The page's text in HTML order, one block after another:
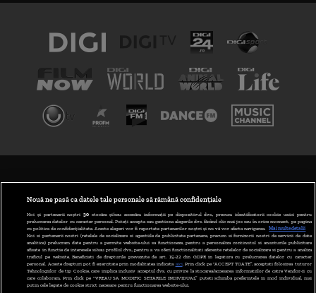
ABONARE DIGI TV
GESTIONAȚI PREFERINȚELE
CODUL DIGI24
CAMERE WEB
Nouă ne pasă ca datele tale personale să rămână confidențiale
Noi și partenerii noștri 30stocăm și/sau accesăm informații pe dispozitivul dvs., precum identificatorii cookie unici pentru
prelucrarea datelor cu caracter personal. Puteți accepta sau gestiona alegerile dvs. făcând clic mai jos sau în orice moment, pe pagina
cu politica de confidențialitate. Aceste alegeri vor fi raportate partenerilor noștri și nu vă vor afecta navigarea.
Mai multe detalii
Noi si partenerii nostri (retelele de socializare si agentiile de publicitate partenere, precum si furnizorii nostri de servicii de date
analitice) prelucram date pentru a permite website-ului sa functioneze, pentru a personaliza continutul si anunturile publicitare
afisate in functie de interesele si/sau profilul dvs., pentru a va oferi functionalitati aferente retelelor de socializare si pentru a analiza
traficul pe website. Beneficiati de drepturile prevazute de art. 15-22 din GDPR in legatura cu prelucrarea datelor cu caracter
personal. Aceste drepturi pot fi exercitate prin modalitatea indicata aici. Prin click pe “ACCEPT TOATE”, acceptati folosirea tuturor
Tehnologiilor de tip Cookie, care implica inclusiv acceptul dvs. cu privire la stocarea/accesarea informatiilor de catre Vendor-ii cu
care colaboram. Prin click pe “VREAU SA MODIFIC SETARILE INDIVIDUAL” puteti schimba preferintele in mod individual, mai
putin cele legate de cookie strict necesare pentru functionarea website-ului.